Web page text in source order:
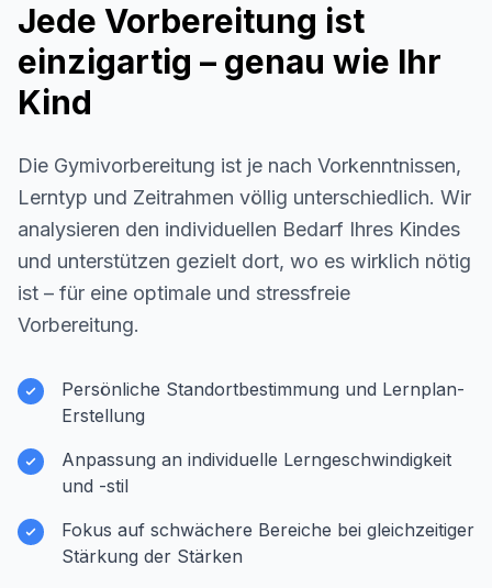
Jede Vorbereitung ist
einzigartig – genau wie Ihr
Kind
Die Gymivorbereitung ist je nach Vorkenntnissen,
Lerntyp und Zeitrahmen völlig unterschiedlich. Wir
analysieren den individuellen Bedarf Ihres Kindes
und unterstützen gezielt dort, wo es wirklich nötig
ist – für eine optimale und stressfreie
Vorbereitung.
Persönliche Standortbestimmung und Lernplan-
Erstellung
Anpassung an individuelle Lerngeschwindigkeit
und -stil
Fokus auf schwächere Bereiche bei gleichzeitiger
Stärkung der Stärken